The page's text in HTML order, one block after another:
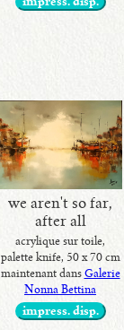
impress. disp.
we aren't so far,
after all
acrylique sur toile,
palette knife, 50 x 70 cm
maintenant dans Galerie
Nonna Bettina
impress. disp.